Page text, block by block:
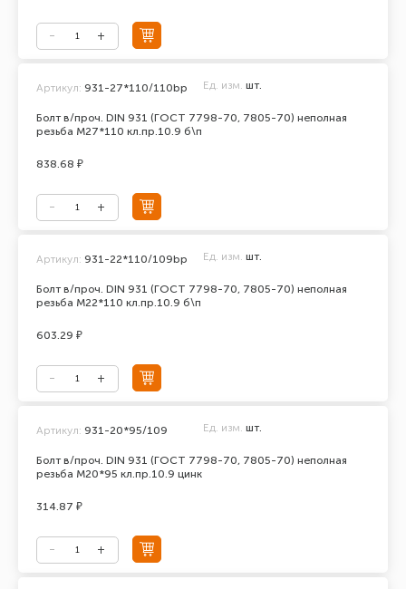
Болт в/проч. DIN 931 (ГОСТ 7798-70, 7805-70) неполная
резьба М27*110 кл.пр.10.9 б\п
Артикул: 931-27*110/110bp Ед. изм. шт.
838.68 ₽
Болт в/проч. DIN 931 (ГОСТ 7798-70, 7805-70) неполная
резьба М22*110 кл.пр.10.9 б\п
Артикул: 931-22*110/109bp Ед. изм. шт.
603.29 ₽
Болт в/проч. DIN 931 (ГОСТ 7798-70, 7805-70) неполная
резьба М20*95 кл.пр.10.9 цинк
Артикул: 931-20*95/109 Ед. изм. шт.
314.87 ₽